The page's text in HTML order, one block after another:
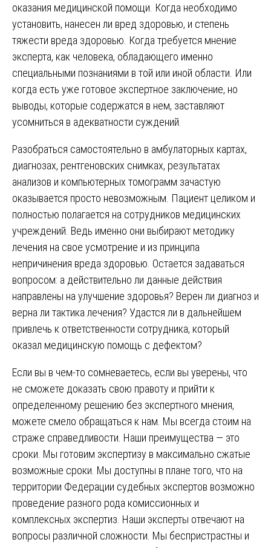
оказания медицинской помощи. Когда необходимо
установить, нанесен ли вред здоровью, и степень
тяжести вреда здоровью. Когда требуется мнение
эксперта, как человека, обладающего именно
специальными познаниями в той или иной области. Или
когда есть уже готовое экспертное заключение, но
выводы, которые содержатся в нем, заставляют
усомниться в адекватности суждений.
Разобраться самостоятельно в амбулаторных картах,
диагнозах, рентгеновских снимках, результатах
анализов и компьютерных томограмм зачастую
оказывается просто невозможным. Пациент целиком и
полностью полагается на сотрудников медицинских
учреждений. Ведь именно они выбирают методику
лечения на свое усмотрение и из принципа
непричинения вреда здоровью. Остается задаваться
вопросом: а действительно ли данные действия
направлены на улучшение здоровья? Верен ли диагноз и
верна ли тактика лечения? Удастся ли в дальнейшем
привлечь к ответственности сотрудника, который
оказал медицинскую помощь с дефектом?
Если вы в чем-то сомневаетесь, если вы уверены, что
не сможете доказать свою правоту и прийти к
определенному решению без экспертного мнения,
можете смело обращаться к нам. Мы всегда стоим на
страже справедливости. Наши преимущества — это
сроки. Мы готовим экспертизу в максимально сжатые
возможные сроки. Мы доступны в плане того, что на
территории Федерации судебных экспертов возможно
проведение разного рода комиссионных и
комплексных экспертиз. Наши эксперты отвечают на
вопросы различной сложности. Мы беспристрастны и